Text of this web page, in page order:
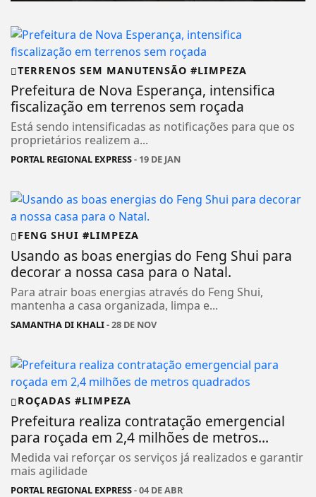
TERRENOS SEM MANUTENSÃO #LIMPEZA
Prefeitura de Nova Esperança, intensifica
fiscalização em terrenos sem roçada
Está sendo intensificadas as notificações para que os
proprietários realizem a...
PORTAL REGIONAL EXPRESS- 19 DE JAN
FENG SHUI #LIMPEZA
Usando as boas energias do Feng Shui para
decorar a nossa casa para o Natal.
Para atrair boas energias através do Feng Shui,
mantenha a casa organizada, limpa e...
SAMANTHA DI KHALI- 28 DE NOV
ROÇADAS #LIMPEZA
Prefeitura realiza contratação emergencial
para roçada em 2,4 milhões de metros...
Medida vai reforçar os serviços já realizados e garantir
mais agilidade
PORTAL REGIONAL EXPRESS- 04 DE ABR